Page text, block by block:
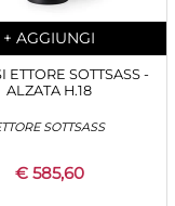
Quantity
+ AGGIUNGI
ETTORE SOTTSASS -
ALZATA H.18
SOTTSASS
€ 585,60